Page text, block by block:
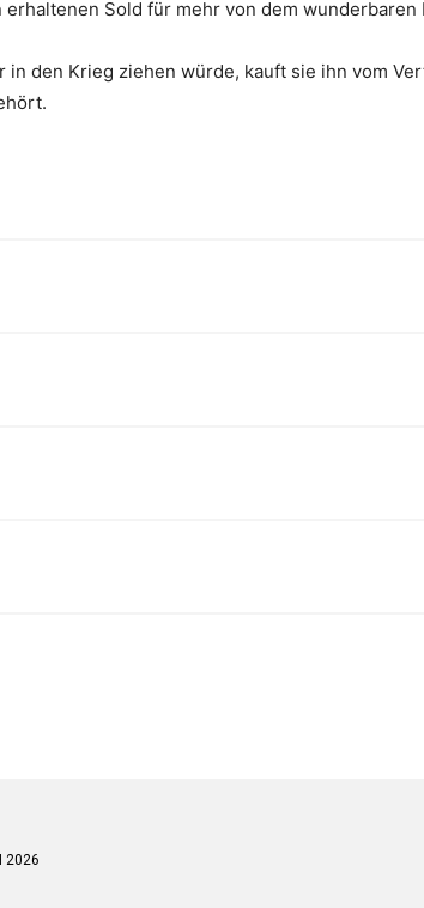
Sold für mehr von dem
den Krieg ziehen würde, kauft sie ihn vom
2026